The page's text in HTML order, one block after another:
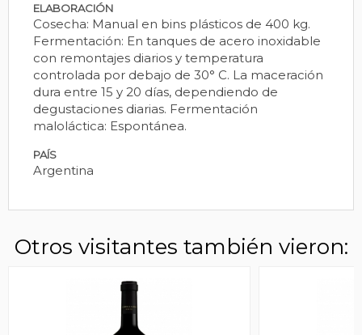
ELABORACIÓN
Cosecha: Manual en bins plásticos de 400 kg.
Fermentación: En tanques de acero inoxidable
con remontajes diarios y temperatura
controlada por debajo de 30° C. La maceración
dura entre 15 y 20 días, dependiendo de
degustaciones diarias. Fermentación
maloláctica: Espontánea.
PAÍS
Argentina
Otros visitantes también vieron: